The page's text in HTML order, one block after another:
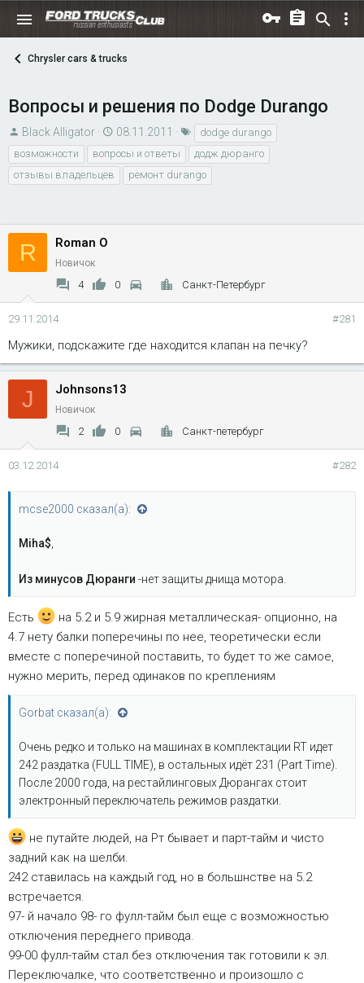
Chrysler cars & trucks
Вопросы и решения по Dodge Durango
А
в
т
о
м
ы
Black Alligator
Д
а
т
а
а
08.11.2011
е
г
и
dodge durango
возможности
вопросы и ответы
додж дюранго
отзывы владельцев
ремонт durango
R Roman O
Новичок
4 0 Санкт-Петербург
29.11.2014 #281
Мужики, подскажите где находится клапан на печку?
J Johnsons13
Новичок
2 0 Санкт-петербург
03.12.2014 #282
mcse2000 сказал(а):
Miha$,
Из минусов Дюранги -нет защиты днища мотора.
Есть
на 5.2 и 5.9 жирная металлическая- опционно, на
4.7 нету балки поперечины по нее, теоретически если
вместе с поперечиной поставить, то будет то же самое,
нужно мерить, перед одинаков по креплениям
Gorbat сказал(а):
Очень редко и только на машинах в комплектации RT идет
242 раздатка (FULL TIME), в остальных идёт 231 (Part Time).
После 2000 года, на рестайлинговых Дюрангах стоит
электронный переключатель режимов раздатки.
не путайте людей, на Рт бывает и парт-тайм и чисто
задний как на шелби.
242 ставилась на каждый год, но в большнстве на 5.2
встречается.
97- й начало 98- го фулл-тайм был еще с возможностью
отключения переднего привода.
99-00 фулл-тайм стал без отключения так готовили к эл.
Переключалке, что соответственно и произошло с